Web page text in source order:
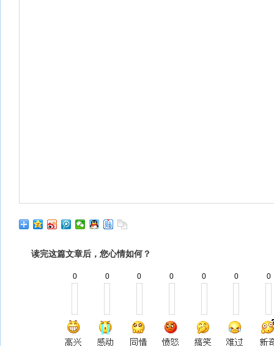
读完这篇文章后，您心情如何？
0 0 0 0 0 0 0